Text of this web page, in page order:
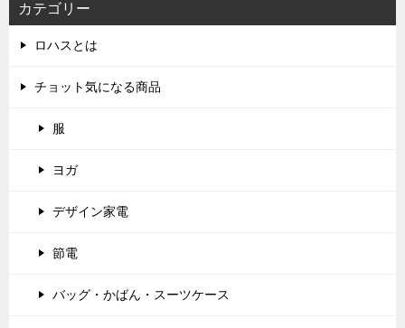
カテゴリー
ロハスとは
チョット気になる商品
服
ヨガ
デザイン家電
節電
バッグ・かばん・スーツケース